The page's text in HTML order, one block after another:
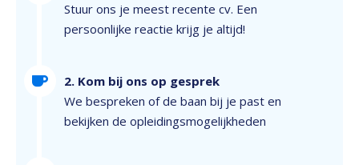
Stuur ons je meest recente cv. Een
persoonlijke reactie krijg je altijd!
2. Kom bij ons op gesprek
We bespreken of de baan bij je past en
bekijken de opleidingsmogelijkheden